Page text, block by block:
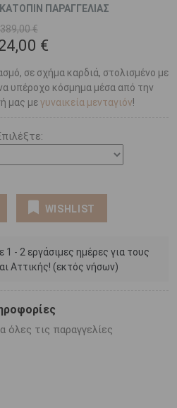
ΚΑΤΟΠΙΝ ΠΑΡΑΓΓΕΛΙΑΣ
389,00 €
€
σε σχήμα καρδιά, στολισμένο με
υπέροχο κόσμημα μέσα από την
μας μεγυναικεία μενταγιόν!
WISHLIST
1 - 2 εργάσιμες ημέρες για τους
Αττικής! (εκτός νήσων)
όλες τις παραγγελίες